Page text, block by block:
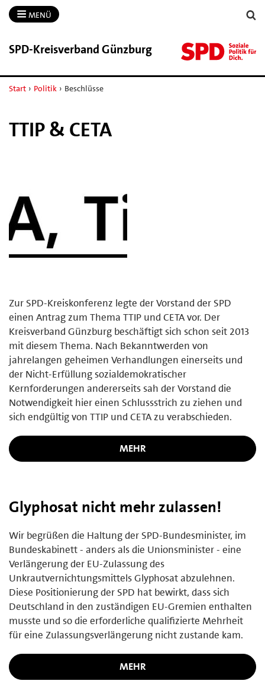
MENÜ
SPD-​Kreisverband Günzburg
Start › Politik › Beschlüsse
TTIP & CETA
Zur SPD-Kreiskonferenz legte der Vorstand der SPD
einen Antrag zum Thema TTIP und CETA vor. Der
Kreisverband Günzburg beschäftigt sich schon seit 2013
mit diesem Thema. Nach Bekanntwerden von
jahrelangen geheimen Verhandlungen einerseits und
der Nicht-Erfüllung sozialdemokratischer
Kernforderungen andererseits sah der Vorstand die
Notwendigkeit hier einen Schlussstrich zu ziehen und
sich endgültig von TTIP und CETA zu verabschieden.
MEHR
Glyphosat nicht mehr zulassen!
Wir begrüßen die Haltung der SPD-Bundesminister, im
Bundeskabinett - anders als die Unionsminister - eine
Verlängerung der EU-Zulassung des
Unkrautvernichtungsmittels Glyphosat abzulehnen.
Diese Positionierung der SPD hat bewirkt, dass sich
Deutschland in den zuständigen EU-Gremien enthalten
musste und so die erforderliche qualifizierte Mehrheit
für eine Zulassungsverlängerung nicht zustande kam.
MEHR